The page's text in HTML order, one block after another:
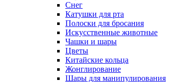
Снег
Катушки для рта
Полоски для бросания
Искусственные животные
Чашки и шары
Цветы
Китайские кольца
Жонглирование
Шары для манипулирования